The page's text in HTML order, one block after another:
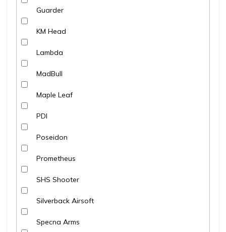
Guarder
KM Head
Lambda
MadBull
Maple Leaf
PDI
Poseidon
Prometheus
SHS Shooter
Silverback Airsoft
Specna Arms